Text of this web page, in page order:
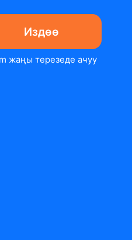
Издөө
жаңы терезеде ачуу